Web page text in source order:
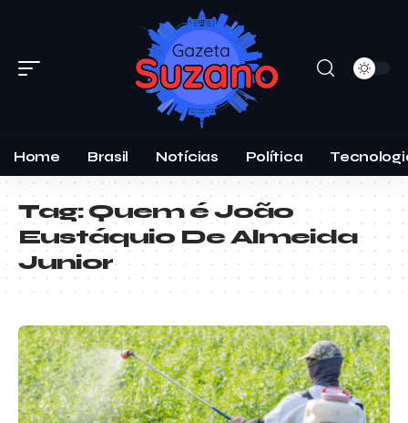
Home Brasil Notícias Política
Tag:Quem é João
Eustáquio De Almeida
Junior